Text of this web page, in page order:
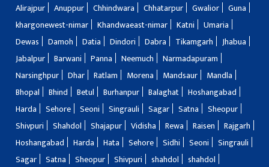
Alirajpur
Anuppur Chhindwara Chhatarpur Gwalior
Guna
khargonewest-nimar
Khandwaeast-nimar Katni
Umaria
Dewas
Damoh Datia Dindori Dabra Tikamgarh
Jhabua
Jabalpur
Barwani Panna Neemuch
Narmadapuram
Narsinghpur
Dhar Ratlam Morena Mandsaur
Mandla
Bhopal
Bhind Betul Burhanpur Balaghat
Hoshangabad
Harda
Sehore Seoni Singrauli Sagar Satna
Sheopur
Shivpuri
Shahdol Shajapur Vidisha Rewa Raisen
Rajgarh
Hoshangabad
Harda Hata Sehore Sidhi Seoni
Singrauli
Sagar
Satna Sheopur Shivpuri shahdol
shahdol